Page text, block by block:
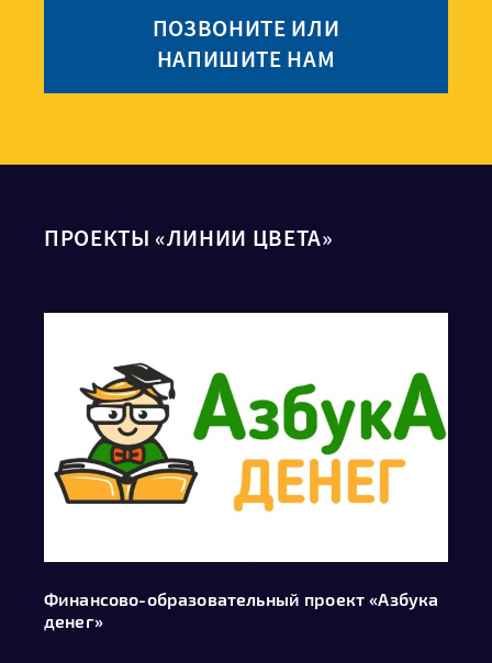
ПОЗВОНИТЕ ИЛИ
НАПИШИТЕ НАМ
ПРОЕКТЫ «ЛИНИИ ЦВЕТА»
Финансово-образовательный проект «Азбука
денег»